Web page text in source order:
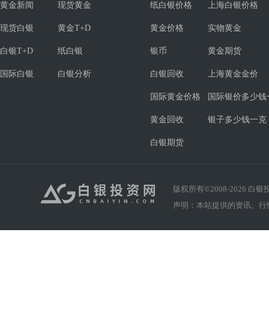
黄金新闻 现货黄金
现货白银 黄金T+D
白银T+D 纸白银
国际白银 白银分析
纸白银价格 上海白银价格
黄金价格 实物黄金
银币 黄金期货
白银回收 上海黄金金价
国际黄金价格 国际银价多少钱
黄金回收 银子多少钱一克
白银期货
版权所有©2008-2026 白银
声明：本站提供的资讯、